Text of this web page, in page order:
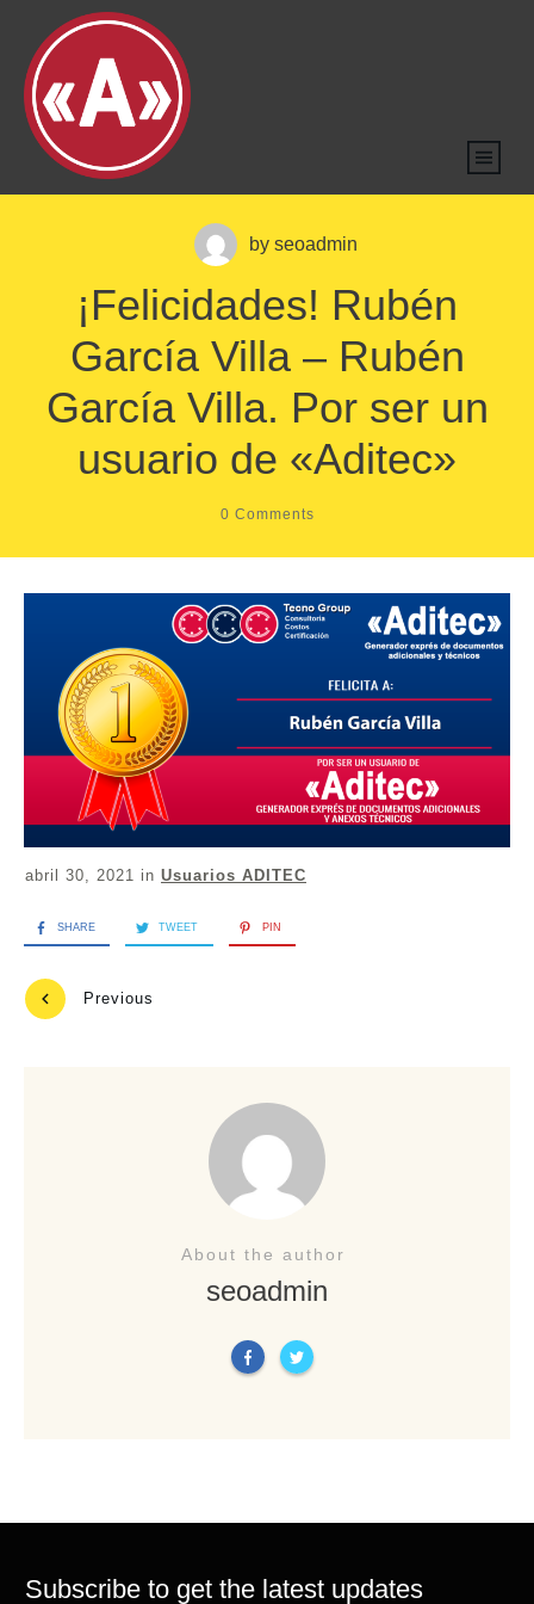
byseoadmin
¡Felicidades! Rubén
García Villa – Rubén
García Villa. Por ser un
usuario de «Aditec»
0 Comments
abril 30, 2021 in Usuarios ADITEC
SHARE TWEET PIN
Previous
About the author
seoadmin
Subscribe to get the latest updates